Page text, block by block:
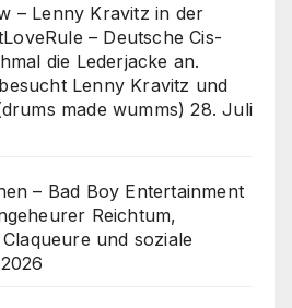
– Lenny Kravitz in der
– Deutsche Cis-
die Lederjacke an.
Lenny Kravitz und
made wumms) 28. Juli
– Bad Boy Entertainment
Reichtum,
und soziale